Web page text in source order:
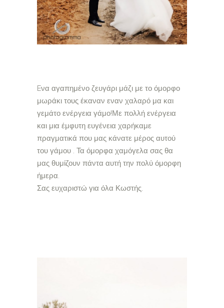
Eνα αγαπημένο ζευγάρι μάζι με το όμορφο
μωράκι τους έκαναν εναν χαλαρό μα και
γεμάτο ενέργεια γάμο!Με πολλή ενέργεια
και μια έμφυτη ευγένεια χαρήκαμε
πραγματικά που μας κάνατε μέρος αυτού
του γάμου . Τα όμορφα χαμόγελα σας θα
μας θυμίζουν πάντα αυτή την πολύ όμορφη
ήμερα.
Σας ευχαριστώ για όλα Κωστής.